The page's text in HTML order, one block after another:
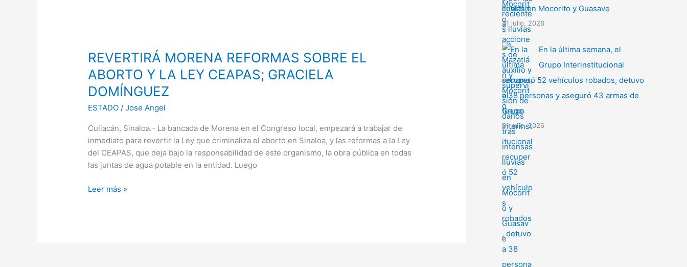
REVERTIRÁ MORENA REFORMAS SOBRE EL
ABORTO Y LA LEY CEAPAS; GRACIELA
DOMÍNGUEZ
ESTADO /Jose Angel
Culiacán, Sinaloa.- La bancada de Morena en el Congreso local, empezará a trabajar de
inmediato para revertir la Ley que criminaliza el aborto en Sinaloa, y las reformas a la Ley
del CEAPAS, que deja bajo la responsabilidad de este organismo, la obra pública en todas
las juntas de agua potable en la entidad. Luego
REFORMAS
SOBRE
EL
ABORTO
Y
LEY
CEAPAS;
GRACIELA
DOMÍNGUEZ
Leer más »
lluvias en Mocorito y Guasave
31 julio, 2026
En la última semana, el
Grupo Interinstitucional
recuperó 52 vehículos robados, detuvo
a 38 personas y aseguró 43 armas de
fuego
31 julio, 2026